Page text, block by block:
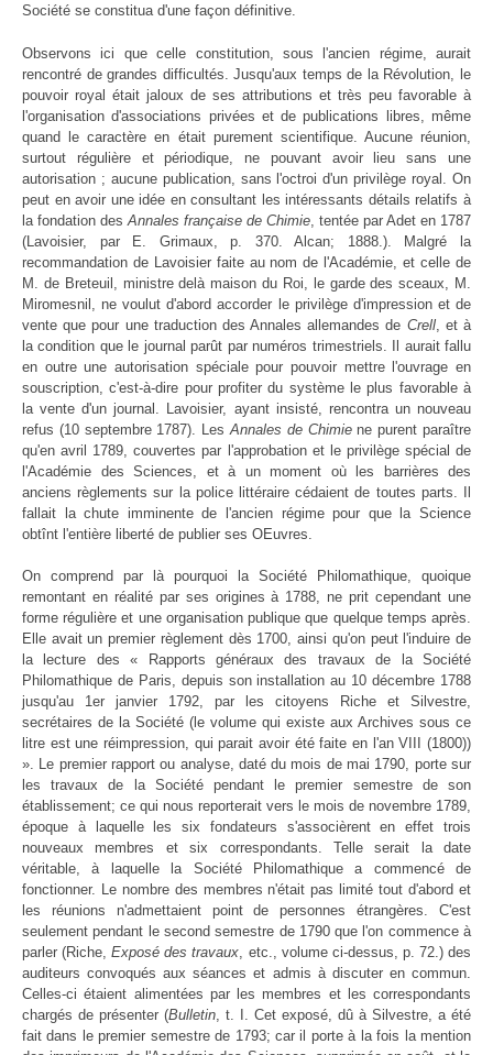
Société se constitua d'une façon définitive.
Observons ici que celle constitution, sous l'ancien régime, aurait
rencontré de grandes difficultés. Jusqu'aux temps de la Révolution, le
pouvoir royal était jaloux de ses attributions et très peu favorable à
l'organisation d'associations privées et de publications libres, même
quand le caractère en était purement scientifique. Aucune réunion,
surtout régulière et périodique, ne pouvant avoir lieu sans une
autorisation ; aucune publication, sans l'octroi d'un privilège royal. On
peut en avoir une idée en consultant les intéressants détails relatifs à
la fondation des Annales française de Chimie , tentée par Adet en 1787
(Lavoisier, par E. Grimaux, p. 370. Alcan; 1888.). Malgré la
recommandation de Lavoisier faite au nom de l'Académie, et celle de
M. de Breteuil, ministre delà maison du Roi, le garde des sceaux, M.
Miromesnil, ne voulut d'abord accorder le privilège d'impression et de
vente que pour une traduction des Annales allemandes de Crell, et à
la condition que le journal parût par numéros trimestriels. Il aurait fallu
en outre une autorisation spéciale pour pouvoir mettre l'ouvrage en
souscription, c'est-à-dire pour profiter du système le plus favorable à
la vente d'un journal. Lavoisier, ayant insisté, rencontra un nouveau
refus (10 septembre 1787). Les Annales de Chimiene purent paraître
qu'en avril 1789, couvertes par l'approbation et le privilège spécial de
l'Académie des Sciences, et à un moment où les barrières des
anciens règlements sur la police littéraire cédaient de toutes parts. Il
fallait la chute imminente de l'ancien régime pour que la Science
obtînt l'entière liberté de publier ses OEuvres.
On comprend par là pourquoi la Société Philomathique, quoique
remontant en réalité par ses origines à 1788, ne prit cependant une
forme régulière et une organisation publique que quelque temps après.
Elle avait un premier règlement dès 1700, ainsi qu'on peut l'induire de
la lecture des « Rapports généraux des travaux de la Société
Philomathique de Paris, depuis son installation au 10 décembre 1788
jusqu'au 1er janvier 1792, par les citoyens Riche et Silvestre,
secrétaires de la Société (le volume qui existe aux Archives sous ce
litre est une réimpression, qui parait avoir été faite en l'an VIII (1800))
». Le premier rapport ou analyse, daté du mois de mai 1790, porte sur
les travaux de la Société pendant le premier semestre de son
établissement; ce qui nous reporterait vers le mois de novembre 1789,
époque à laquelle les six fondateurs s'associèrent en effet trois
nouveaux membres et six correspondants. Telle serait la date
véritable, à laquelle la Société Philomathique a commencé de
fonctionner. Le nombre des membres n'était pas limité tout d'abord et
les réunions n'admettaient point de personnes étrangères. C'est
seulement pendant le second semestre de 1790 que l'on commence à
parler (Riche,Exposé des travaux , etc., volume ci-dessus, p. 72.) des
auditeurs convoqués aux séances et admis à discuter en commun.
Celles-ci étaient alimentées par les membres et les correspondants
chargés de présenter (Bulletin , t. I. Cet exposé, dû à Silvestre, a été
fait dans le premier semestre de 1793; car il porte à la fois la mention